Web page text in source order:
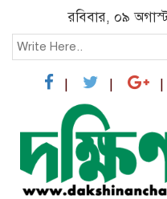
রবিবার, ০৯